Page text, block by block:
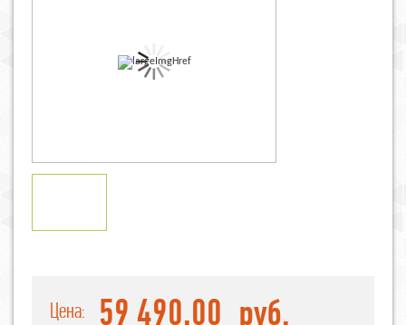
Цена: 59 490,00 руб.